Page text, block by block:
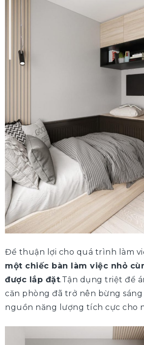
Để thuận lợi cho quá trình làm
một chiếc bàn làm việc nhỏ
được lắp đặt.Tận dụng triệt để
căn phòng đã trở nên bừng
nguồn năng lượng tích cực cho